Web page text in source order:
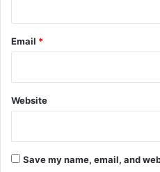
Email *
Website
Save my name, email, and